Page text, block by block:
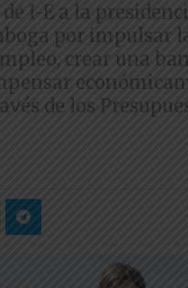
I-E a la
por impulsar
crear una
de los